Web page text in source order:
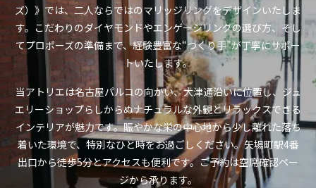
ズ）》では、二人ならではのマリッジリングをデザインいたしま
す。こだわりのダイヤモンドやエンゲージリングの選び方、そし
てプロポーズの準備まで、経験豊富な“つくり手”が丁寧にサポー
トいたします。
当アトリエは名古屋パルコの向かい、大津通沿いに位置し、ジュ
エリーショップらしからぬナチュラルな外観とリラックスできる
インテリアが魅力です。賑やかな栄の中心地から少し離れた落ち
着いた環境で、特別なひと時をお過ごしください。矢場町駅4番
出口から徒歩5分とアクセスも便利です。ご予約は空席確認ペー
ジから承ります。